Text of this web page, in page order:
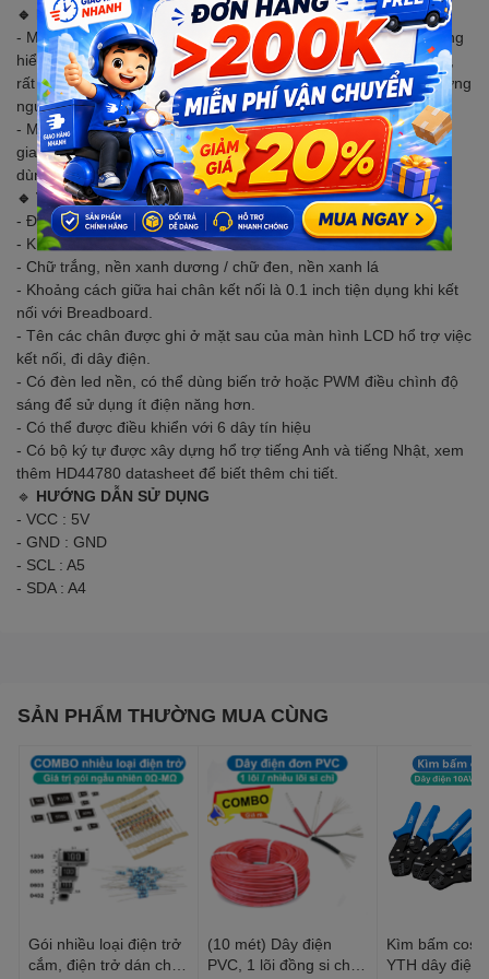
🔹 MÔ TẢ SẢN PHẨM
- Màn hình text LCD 2004 sử dụng driver HD44780, có khả năng
hiển thị 4 dòng với mỗi dòng 20 ký tự, màn hình có độ bền cao,
rất phổ biến, nhiều code mẫu và dễ sử dụng thích hợp cho những
người mới học và làm dự án.
- Màn hình LCD được hàn sẵn module giao tiếp I2C giúp việc
giao tiếp được dễ dàng và nhanh chóng hơn rất nhiều, người
dùng không phải tốn công hàn I2C.
🔹 THÔNG SỐ KỸ THUẬT
- Điện áp hoạt động là 5V.
- Kích thước : 98x60x13.5mm
- Chữ trắng, nền xanh dương / chữ đen, nền xanh lá
- Khoảng cách giữa hai chân kết nối là 0.1 inch tiện dụng khi kết
nối với Breadboard.
- Tên các chân được ghi ở mặt sau của màn hình LCD hổ trợ việc
kết nối, đi dây điện.
- Có đèn led nền, có thể dùng biến trở hoặc PWM điều chình độ
sáng để sử dụng ít điện năng hơn.
- Có thể được điều khiển với 6 dây tín hiệu
- Có bộ ký tự được xây dựng hổ trợ tiếng Anh và tiếng Nhật, xem
thêm HD44780 datasheet để biết thêm chi tiết.
🔹 HƯỚNG DẪN SỬ DỤNG
- VCC : 5V
- GND : GND
- SCL : A5
- SDA : A4
SẢN PHẨM THƯỜNG MUA CÙNG
Gói nhiều loại điện trở
cắm, điện trở dán cho
(10 mét) Dây điện
PVC, 1 lõi đồng si chì,
Kìm bấm cos
YTH dây điện